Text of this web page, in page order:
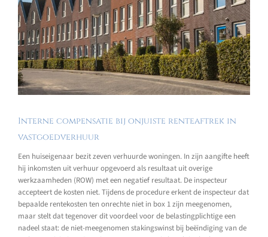
Interne compensatie bij onjuiste renteaftrek in
vastgoedverhuur
Een huiseigenaar bezit zeven verhuurde woningen. In zijn aangifte heeft
hij inkomsten uit verhuur opgevoerd als resultaat uit overige
werkzaamheden (ROW) met een negatief resultaat. De inspecteur
accepteert de kosten niet. Tijdens de procedure erkent de inspecteur dat
bepaalde rentekosten ten onrechte niet in box 1 zijn meegenomen,
maar stelt dat tegenover dit voordeel voor de belastingplichtige een
nadeel staat: de niet-meegenomen stakingswinst bij beëindiging van de